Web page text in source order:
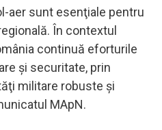
aer sunt esenţiale pentru
În contextul
continuă eforturile
şi securitate, prin
militare robuste şi
MApN.